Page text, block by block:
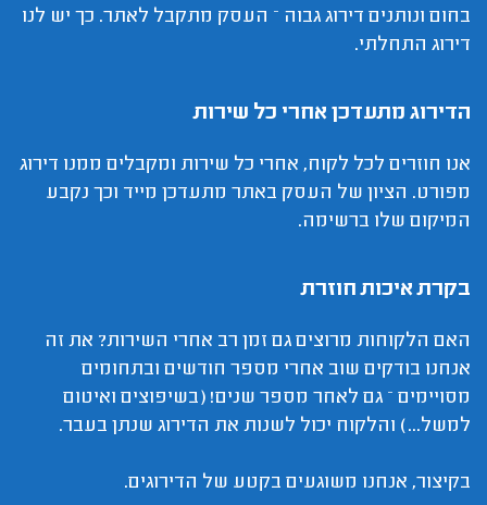
בחום ונותנים דירוג גבוה – העסק מתקבל לאתר. כך יש לנו
דירוג התחלתי.
הדירוג מתעדכן אחרי כל שירות
אנו חוזרים לכל לקוח, אחרי כל שירות ומקבלים ממנו דירוג
מפורט. הציון של העסק באתר מתעדכן מייד וכך נקבע
המיקום שלו ברשימה.
בקרת איכות חוזרת
האם הלקוחות מרוצים גם זמן רב אחרי השירות? את זה
אנחנו בודקים שוב אחרי מספר חודשים ובתחומים
מסויימים – גם לאחר מספר שנים! (בשיפוצים ואיטום
למשל...) והלקוח יכול לשנות את הדירוג שנתן בעבר.
בקיצור, אנחנו משוגעים בקטע של הדירוגים.